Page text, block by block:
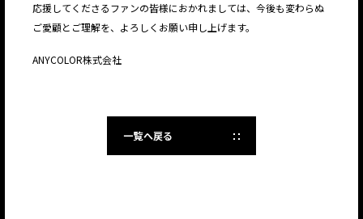
応援してくださるファンの皆様におかれましては、今後も変わらぬ
ご愛顧とご理解を、よろしくお願い申し上げます。
ANYCOLOR株式会社
一覧へ戻る